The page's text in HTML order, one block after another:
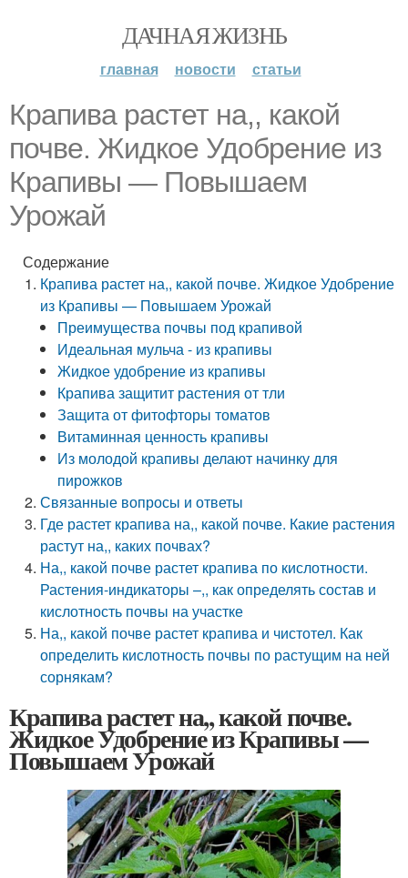
ДАЧНАЯ ЖИЗНЬ
главная новости статьи
Крапива растет на,, какой
почве. Жидкое Удобрение из
Крапивы — Повышаем
Урожай
Содержание
Крапива растет на,, какой почве. Жидкое Удобрение
из Крапивы — Повышаем Урожай
Преимущества почвы под крапивой
Идеальная мульча - из крапивы
Жидкое удобрение из крапивы
Крапива защитит растения от тли
Защита от фитофторы томатов
Витаминная ценность крапивы
Из молодой крапивы делают начинку для
пирожков
Связанные вопросы и ответы
Где растет крапива на,, какой почве. Какие растения
растут на,, каких почвах?
На,, какой почве растет крапива по кислотности.
Растения-индикаторы –,, как определять состав и
кислотность почвы на участке
На,, какой почве растет крапива и чистотел. Как
определить кислотность почвы по растущим на ней
сорнякам?
Крапива растет на,, какой почве.
Жидкое Удобрение из Крапивы —
Повышаем Урожай